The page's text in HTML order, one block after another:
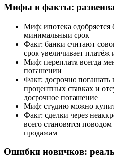
Мифы и факты:
Миф: ипотека одобряется
минимальный срок
Факт: банки считают
срок увеличивает платёж
Миф: переплата всегда
погашении
Факт: досрочно погашать
процентных ставках и
досрочное погашение
Миф: студию можно
Факт: сделки через
всего становятся
продажам
Ошибки новичков: